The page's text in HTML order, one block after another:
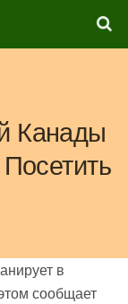
Канады
в
сообщает